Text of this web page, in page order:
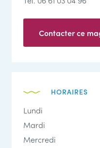
Contacter ce
HORAIRES
Lundi
Mardi
Mercredi